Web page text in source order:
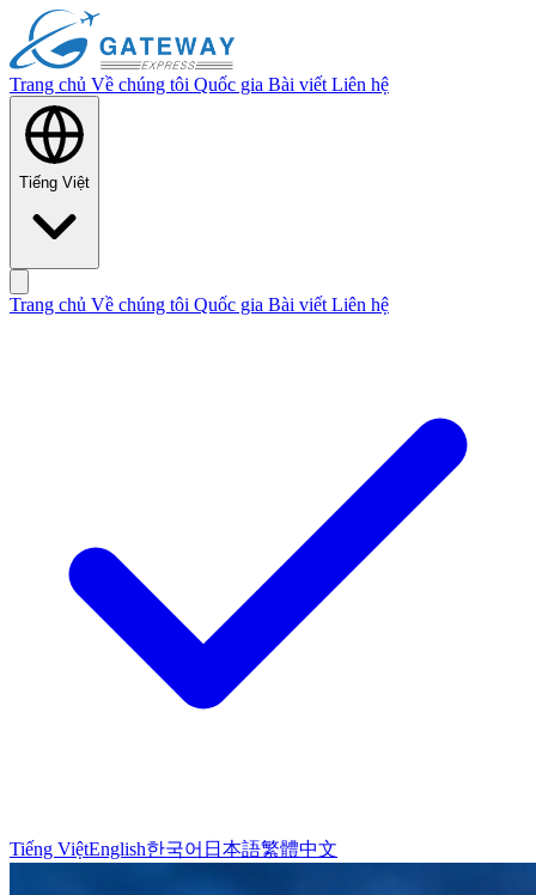
Trang chủ Về chúng tôi Quốc gia Bài viết Liên hệ
Tiếng Việt
Trang chủ Về chúng tôi Quốc gia Bài viết Liên hệ
Tiếng ViệtEnglish한국어 日本語繁體中文